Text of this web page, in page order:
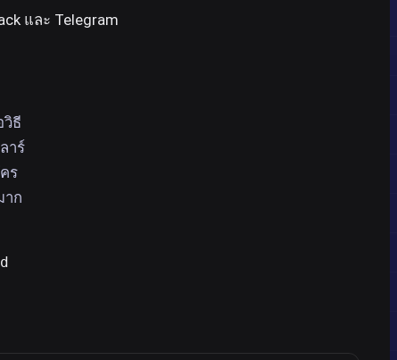
และ Telegram
วิธี
าร์
ร
าก